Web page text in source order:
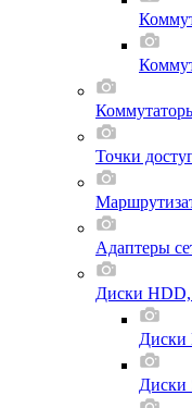
Точки
Адаптеры
Диски HDD,
Диски
Диски